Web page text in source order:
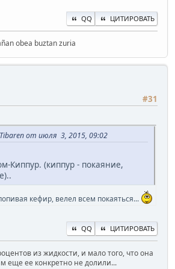
QQ ЦИТИРОВАТЬ
obea buztan zuria
#31
от июля 3, 2015, 09:02
Киппур. (киппур - покаяние,
кефир, велел всем покаяться...
QQ ЦИТИРОВАТЬ
из жидкости, и мало того, что она
еще ее конкретно не долили...